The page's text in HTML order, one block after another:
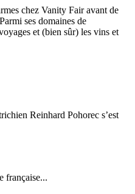
chez Vanity Fair avant de
ses domaines de
et (bien sûr) les vins et
Reinhard Pohorec s’est
française...